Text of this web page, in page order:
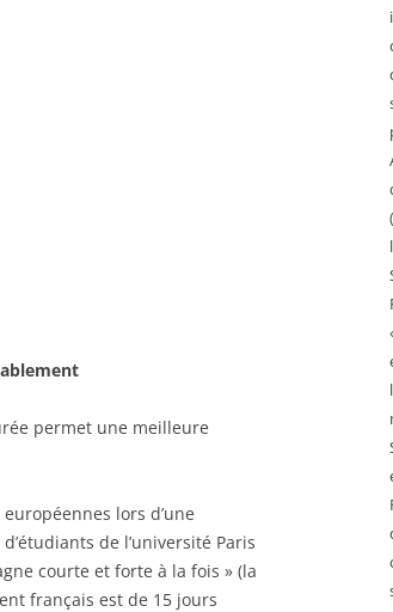
permet une meilleure
lors d’une
de l’université Paris
courte et forte à la fois » (la
français est de 15 jours